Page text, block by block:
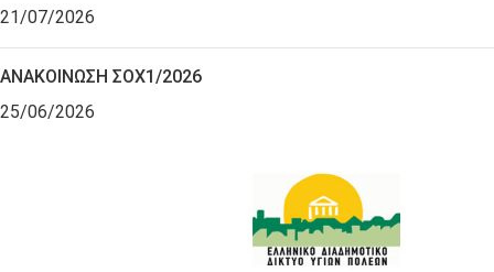
21/07/2026
ΑΝΑΚΟΙΝΩΣΗ ΣΟΧ1/2026
25/06/2026